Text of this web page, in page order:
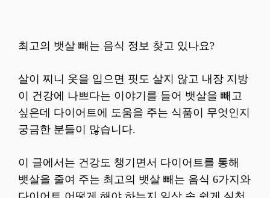
최고의 뱃살 빼는 음식 정보 찾고 있나요?
살이 찌니 옷을 입으면 핏도 살지 않고 내장 지방
이 건강에 나쁘다는 이야기를 들어 뱃살을 빼고
싶은데 다이어트에 도움을 주는 식품이 무엇인지
궁금한 분들이 많습니다.
이 글에서는 건강도 챙기면서 다이어트를 통해
뱃살을 줄여 주는 최고의 뱃살 빼는 음식 6가지와